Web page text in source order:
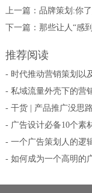
上一篇： 品牌策划:你
下一篇： 那些让人“感
推荐阅读
- 时代推动营销策划以
- 私域流量外壳下的营
- 干货 | 产品推广没思
- 广告设计必备10个素
- 一个广告策划人的逻
- 如何成为一个高明的